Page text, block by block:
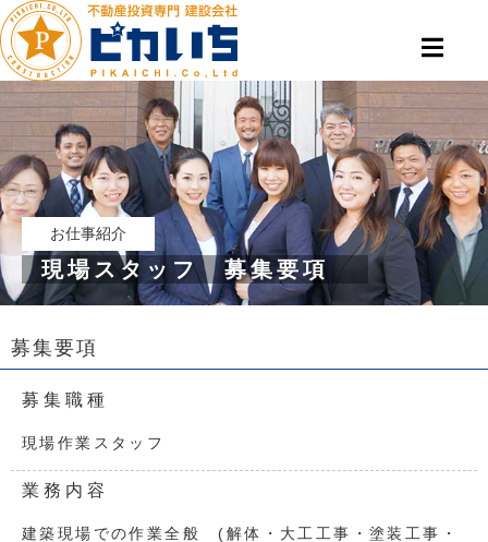
お仕事紹介
現場スタッフ 募集要項
募集要項
募集職種
現場作業スタッフ
業務内容
建築現場での作業全般 (解体・大工工事・塗装工事・